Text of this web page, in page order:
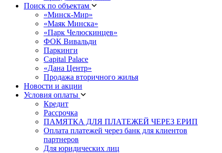
Поиск по объектам
«Минск-Мир»
«Маяк Минска»
«Парк Челюскинцев»
ФОК Вивальди
Паркинги
Capital Palace
«Дана Центр»
Продажа вторичного жилья
Новости и акции
Условия оплаты
Кредит
Рассрочка
ПАМЯТКА ДЛЯ ПЛАТЕЖЕЙ ЧЕРЕЗ ЕРИП
Оплата платежей через банк для клиентов
партнеров
Для юридических лиц